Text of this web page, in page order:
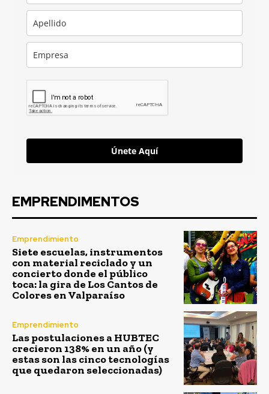
Únete Aquí
EMPRENDIMENTOS
Emprendimiento
Siete escuelas, instrumentos
con material reciclado y un
concierto donde el público
toca: la gira de Los Cantos de
Colores en Valparaíso
Emprendimiento
Las postulaciones a HUBTEC
crecieron 138% en un año (y
estas son las cinco tecnologías
que quedaron seleccionadas)